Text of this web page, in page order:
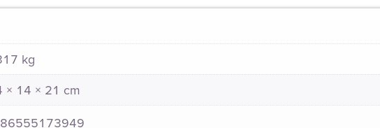
kg
× 14 × 21 cm